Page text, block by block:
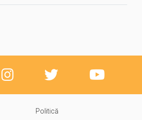
Politică